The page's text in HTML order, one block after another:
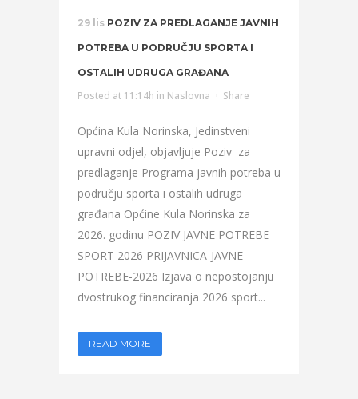
29 lis POZIV ZA PREDLAGANJE JAVNIH
POTREBA U PODRUČJU SPORTA I
OSTALIH UDRUGA GRAĐANA
Posted at 11:14h in Naslovna Share
Općina Kula Norinska, Jedinstveni
upravni odjel, objavljuje Poziv za
predlaganje Programa javnih potreba u
području sporta i ostalih udruga
građana Općine Kula Norinska za
2026. godinu POZIV JAVNE POTREBE
SPORT 2026 PRIJAVNICA-JAVNE-
POTREBE-2026 Izjava o nepostojanju
dvostrukog financiranja 2026 sport...
READ MORE